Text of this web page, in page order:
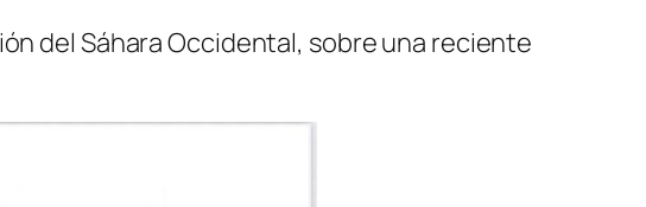
del Sáhara Occidental, sobre una reciente